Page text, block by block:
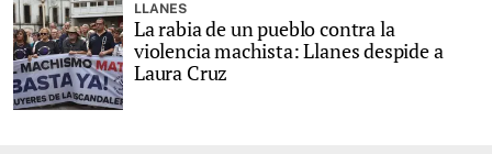
LLANES
La rabia de un pueblo contra la
violencia machista: Llanes despide a
Laura Cruz